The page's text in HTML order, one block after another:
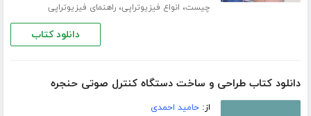
چیست، انواع فیزیوتراپی،راهنمای فیزیوتراپی
دانلود کتاب
دانلود کتاب طراحی و ساخت دستگاه کنترل صوتی حنجره
از:حامید احمدی